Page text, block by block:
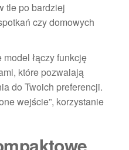
tle po bardziej
czy domowych
łączy funkcję
które pozwalają
do Twoich preferencji.
wejście”, korzystanie